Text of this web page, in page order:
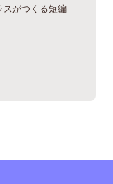
スがつくる短編